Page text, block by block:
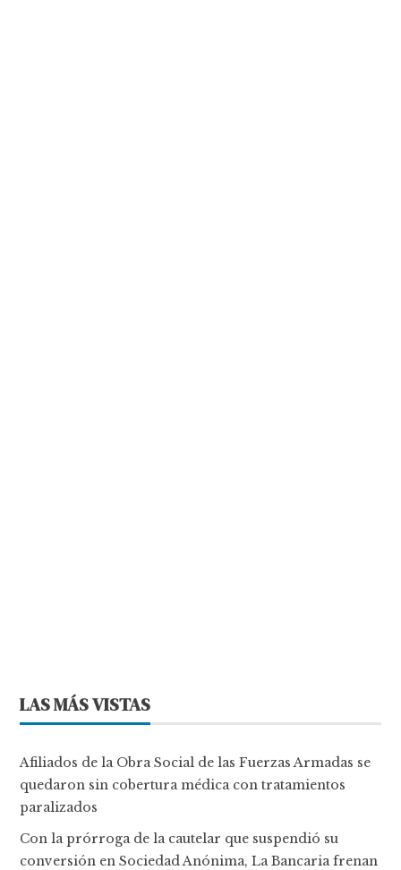
LAS MÁS VISTAS
Afiliados de la Obra Social de las Fuerzas Armadas se
quedaron sin cobertura médica con tratamientos
paralizados
Con la prórroga de la cautelar que suspendió su
conversión en Sociedad Anónima, La Bancaria frenan